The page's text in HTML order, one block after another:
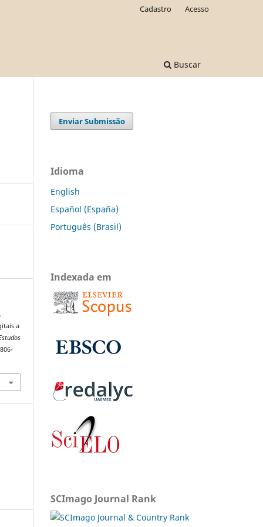
Buscar
Cadastro Acesso
a
Enviar Submissão
Idioma
English
Español (España)
Português (Brasil)
Indexada em
SCImago Journal Rank